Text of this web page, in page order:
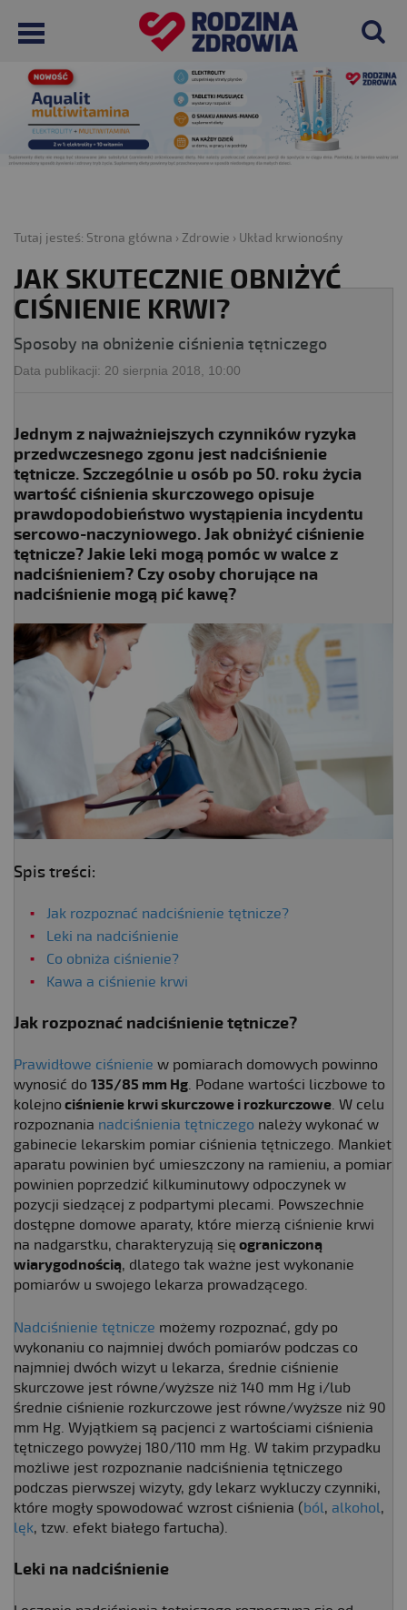
Tutaj jesteś: Strona główna › Zdrowie › Układ krwionośny
JAK SKUTECZNIE OBNIŻYĆ
CIŚNIENIE KRWI?
Sposoby na obniżenie ciśnienia tętniczego
Data publikacji: 20 sierpnia 2018, 10:00
Jednym z najważniejszych czynników ryzyka
przedwczesnego zgonu jest nadciśnienie
tętnicze. Szczególnie u osób po 50. roku życia
wartość ciśnienia skurczowego opisuje
prawdopodobieństwo wystąpienia incydentu
sercowo-naczyniowego. Jak obniżyć ciśnienie
tętnicze? Jakie leki mogą pomóc w walce z
nadciśnieniem? Czy osoby chorujące na
nadciśnienie mogą pić kawę?
Spis treści:
Jak rozpoznać nadciśnienie tętnicze?
Leki na nadciśnienie
Co obniża ciśnienie?
Kawa a ciśnienie krwi
Jak rozpoznać nadciśnienie tętnicze?
Prawidłowe ciśnienie w pomiarach domowych powinno
wynosić do 135/85 mm Hg. Podane wartości liczbowe to
kolejno ciśnienie krwi skurczowe i rozkurczowe. W celu
rozpoznania nadciśnienia tętniczego należy wykonać w
gabinecie lekarskim pomiar ciśnienia tętniczego. Mankiet
aparatu powinien być umieszczony na ramieniu, a pomiar
powinien poprzedzić kilkuminutowy odpoczynek w
pozycji siedzącej z podpartymi plecami. Powszechnie
dostępne domowe aparaty, które mierzą ciśnienie krwi
na nadgarstku, charakteryzują się ograniczoną
wiarygodnością, dlatego tak ważne jest wykonanie
pomiarów u swojego lekarza prowadzącego.
Nadciśnienie tętnicze możemy rozpoznać, gdy po
wykonaniu co najmniej dwóch pomiarów podczas co
najmniej dwóch wizyt u lekarza, średnie ciśnienie
skurczowe jest równe/wyższe niż 140 mm Hg i/lub
średnie ciśnienie rozkurczowe jest równe/wyższe niż 90
mm Hg. Wyjątkiem są pacjenci z wartościami ciśnienia
tętniczego powyżej 180/110 mm Hg. W takim przypadku
możliwe jest rozpoznanie nadciśnienia tętniczego
podczas pierwszej wizyty, gdy lekarz wykluczy czynniki,
które mogły spowodować wzrost ciśnienia (ból, alkohol,
lęk, tzw. efekt białego fartucha).
Leki na nadciśnienie